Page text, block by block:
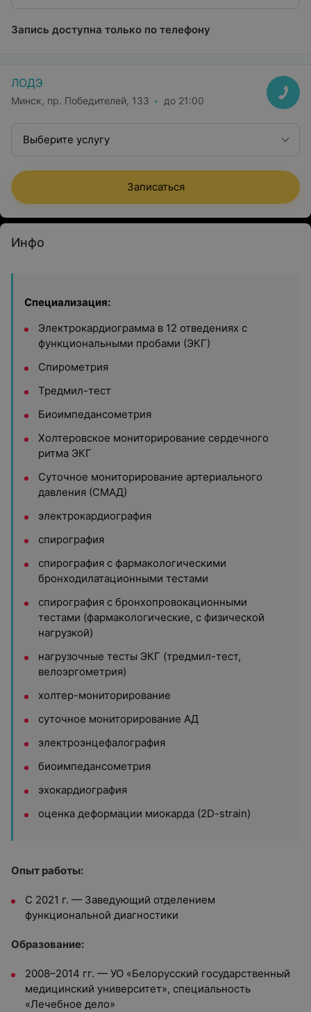
Запись доступна только по телефону
ЛОДЭ
Минск, пр. Победителей, 133 до 21:00
Выберите услугу
Записаться
Инфо
Специализация:
Электрокардиограмма в 12 отведениях с
функциональными пробами (ЭКГ)
Спирометрия
Тредмил-тест
Биоимпедансометрия
Холтеровское мониторирование сердечного
ритма ЭКГ
Суточное мониторирование артериального
давления (СМАД)
электрокардиография
спирография
спирография с фармакологическими
бронходилатационными тестами
спирография с бронхопровокационными
тестами (фармакологические, с физической
нагрузкой)
нагрузочные тесты ЭКГ (тредмил-тест,
велоэргометрия)
холтер-мониторирование
суточное мониторирование АД
электроэнцефалография
биоимпедансометрия
эхокардиография
оценка деформации миокарда (2D-strain)
Опыт работы:
С 2021 г. — Заведующий отделением
функциональной диагностики
Образование:
2008–2014 гг. — УО «Белорусский государственный
медицинский университет», специальность
«Лечебное дело»